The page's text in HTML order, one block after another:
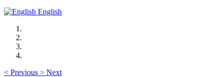
English
< Previous > Next